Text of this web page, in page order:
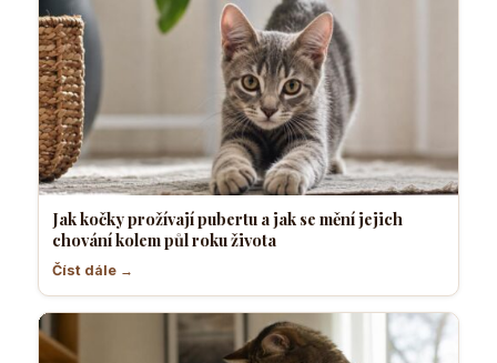
Jak kočky prožívají pubertu a jak se mění jejich
chování kolem půl roku života
Číst dále →